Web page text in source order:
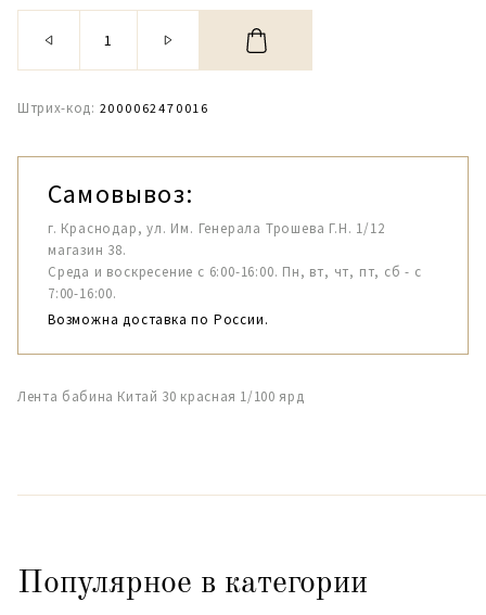
Штрих-код: 2000062470016
Самовывоз:
г. Краснодар, ул. Им. Генерала Трошева Г.Н. 1/12
магазин 38.
Среда и воскресение с 6:00-16:00. Пн, вт, чт, пт, сб - с
7:00-16:00.
Возможна доставка по России.
Лента бабина Китай 30 красная 1/100 ярд
Популярное в категории